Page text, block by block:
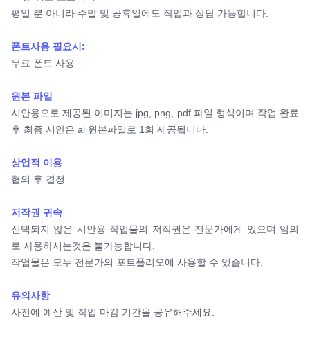
평일 뿐 아니라 주말 및 공휴일에도 작업과 상담 가능합니다.
폰트사용 필요시:
무료 폰트 사용.
원본 파일
시안용으로 제공된 이미지는 jpg, png, pdf 파일 형식이며 작업 완료
후 최종 시안은 ai 원본파일로 1회 제공됩니다.
상업적 이용
협의 후 결정
저작권 귀속
선택되지 않은 시안용 작업물의 저작권은 전문가에게 있으며 임의
로 사용하시는것은 불가능합니다.
작업물은 모두 전문가의 포트폴리오에 사용할 수 있습니다.
유의사항
사전에 예산 및 작업 마감 기간을 공유해주세요.